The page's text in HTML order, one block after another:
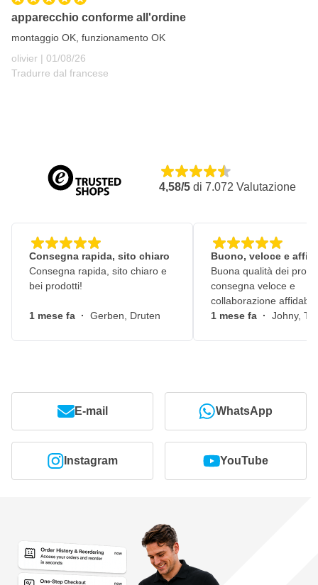
Trita i rifiuti da giardino durante l'aspirazione
Sacco di raccolta per una raccolta efficiente delle foglie
apparecchio conforme all'ordine
montaggio OK, funzionamento OK
olivier | 1 agosto 2026
01/08/26
Tradurre dal francese
4,58/5 di 7.072 Valutazione
Consegna rapida, sito chiaro
Consegna rapida, sito chiaro e
bei prodotti!
1 mese fa · Gerben, Druten
Buono, veloce e
Buona qualità dei
consegna veloce e
collaborazione
1 mese fa · Johny,
E-mail WhatsApp
Instagram YouTube